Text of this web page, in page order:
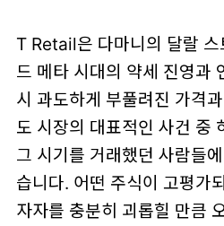
T Retail은 다마니의 달랄
드 메타 시대의 약세 진영과
시 과도하게 부풀려진 가격
도 시장의 대표적인 사건 중
그 시기를 거래했던 사람들
습니다. 어떤 주식이 고평가
자자를 충분히 괴롭힐 만큼